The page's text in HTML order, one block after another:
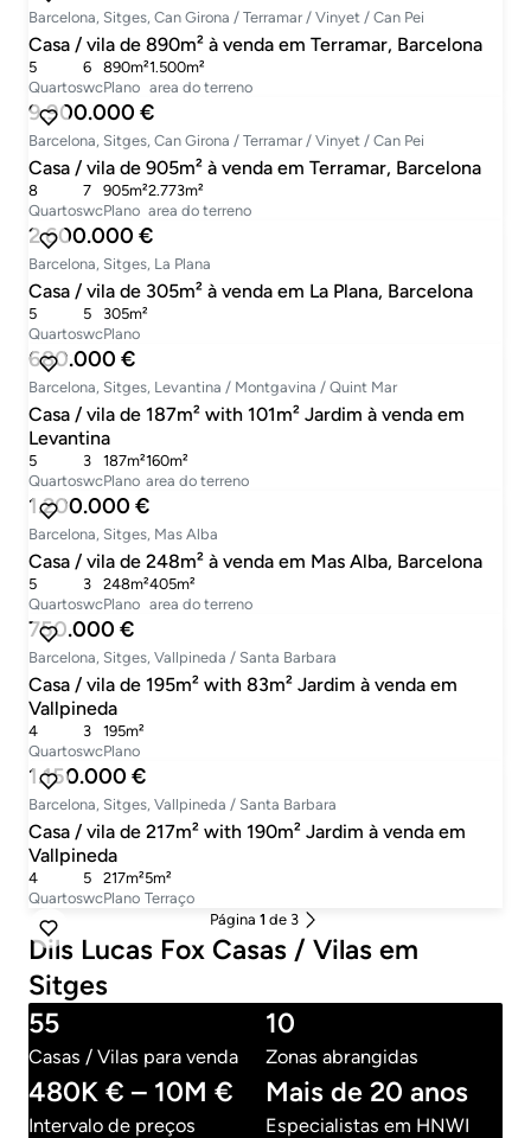
Barcelona, Sitges, Can Girona / Terramar / Vinyet / Can Pei
Casa / vila de 890m² à venda em Terramar, Barcelona
Quartos
5
wc
6
Plano
890m²
area do terreno
1.500m²
9.900.000 €
Barcelona, Sitges, Can Girona / Terramar / Vinyet / Can Pei
Casa / vila de 905m² à venda em Terramar, Barcelona
Quartos
8
wc
7
Plano
905m²
area do terreno
2.773m²
2.600.000 €
Barcelona, Sitges, La Plana
Casa / vila de 305m² à venda em La Plana, Barcelona
Quartos
5
wc
5
Plano
305m²
680.000 €
Barcelona, Sitges, Levantina / Montgavina / Quint Mar
Casa / vila de 187m² with 101m² Jardim à venda em
Levantina
Quartos
5
wc
3
Plano
187m²
area do terreno
160m²
1.200.000 €
Barcelona, Sitges, Mas Alba
Casa / vila de 248m² à venda em Mas Alba, Barcelona
Quartos
5
wc
3
Plano
248m²
area do terreno
405m²
750.000 €
Barcelona, Sitges, Vallpineda / Santa Barbara
Casa / vila de 195m² with 83m² Jardim à venda em
Vallpineda
Quartos
4
wc
3
Plano
195m²
1.150.000 €
Barcelona, Sitges, Vallpineda / Santa Barbara
Casa / vila de 217m² with 190m² Jardim à venda em
Vallpineda
Quartos
4
wc
5
Plano
217m²
Terraço
5m²
Página 1 de 3
Dils Lucas Fox Casas / Vilas em
Sitges
55
Casas / Vilas para venda
10
Zonas abrangidas
480K € – 10M €
Intervalo de preços
Mais de 20 anos
Especialistas em HNWI